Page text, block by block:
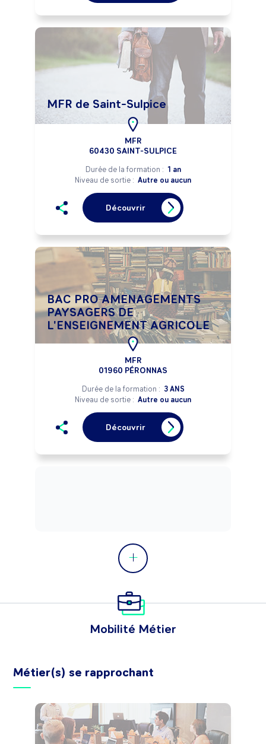
MFR de Saint-Sulpice
MFR
60430 SAINT-SULPICE
Durée de la formation : 1 an
Niveau de sortie : Autre ou aucun
Découvrir
BAC PRO AMENAGEMENTS
PAYSAGERS DE
L'ENSEIGNEMENT AGRICOLE
MFR
01960 PÉRONNAS
Durée de la formation : 3 ANS
Niveau de sortie : Autre ou aucun
Découvrir
Mobilité Métier
Métier(s) se rapprochant